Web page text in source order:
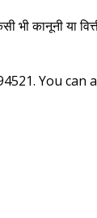
भी कानूनी या
You can